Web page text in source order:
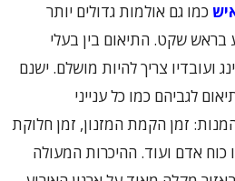
כמו גם אולמות גדולים יותר
בראש שקט. התיאום בין בעלי
ועובדיו צריך להיות מושלם. ישנם
לגביהם כמו כל ענייני
זמן הקמת המזנון, זמן חלוקת
כוח אדם ועוד. ההיכרות המעולה